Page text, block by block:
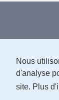
Nous
d'analyse
site. Plus